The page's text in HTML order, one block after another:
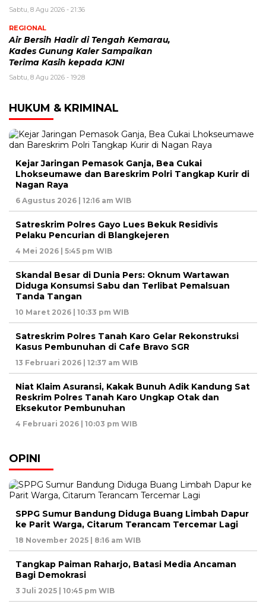
Sabtu, 8 Agu 2026 - 21:36
REGIONAL
Air Bersih Hadir di Tengah Kemarau,
Kades Gunung Kaler Sampaikan
Terima Kasih kepada KJNI
Sabtu, 8 Agu 2026 - 19:28
HUKUM & KRIMINAL
Kejar Jaringan Pemasok Ganja, Bea Cukai
Lhokseumawe dan Bareskrim Polri Tangkap Kurir di
Nagan Raya
6 Agustus 2026 | 12:16 am WIB
Satreskrim Polres Gayo Lues Bekuk Residivis
Pelaku Pencurian di Blangkejeren
4 Mei 2026 | 5:45 pm WIB
Skandal Besar di Dunia Pers: Oknum Wartawan
Diduga Konsumsi Sabu dan Terlibat Pemalsuan
Tanda Tangan
10 Maret 2026 | 10:33 pm WIB
Satreskrim Polres Tanah Karo Gelar Rekonstruksi
Kasus Pembunuhan di Cafe Bravo SGR
13 Februari 2026 | 12:37 am WIB
Niat Klaim Asuransi, Kakak Bunuh Adik Kandung Sat
Reskrim Polres Tanah Karo Ungkap Otak dan
Eksekutor Pembunuhan
4 Februari 2026 | 10:03 pm WIB
OPINI
SPPG Sumur Bandung Diduga Buang Limbah Dapur
ke Parit Warga, Citarum Terancam Tercemar Lagi
18 November 2025 | 8:16 am WIB
Tangkap Paiman Raharjo, Batasi Media Ancaman
Bagi Demokrasi
3 Juli 2025 | 10:45 pm WIB